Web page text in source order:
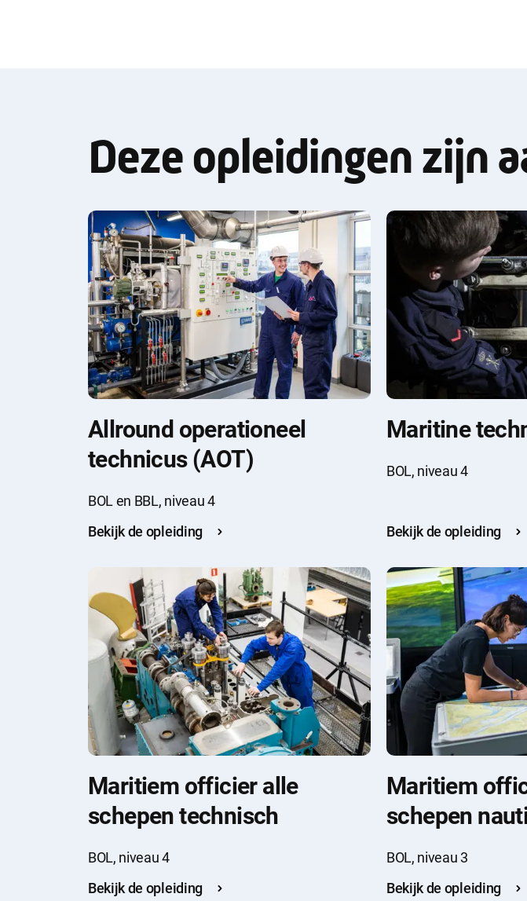
Deze opleidingen zijn
Allround operationeel
technicus (AOT)
BOL en BBL, niveau 4
Bekijk de opleiding
Maritine
BOL, niveau 4
Bekijk de opleiding
Maritiem officier alle
schepen technisch
BOL, niveau 4
Bekijk de opleiding
Maritiem
schepen
koopvaardij
BOL, niveau 3
Bekijk de opleiding